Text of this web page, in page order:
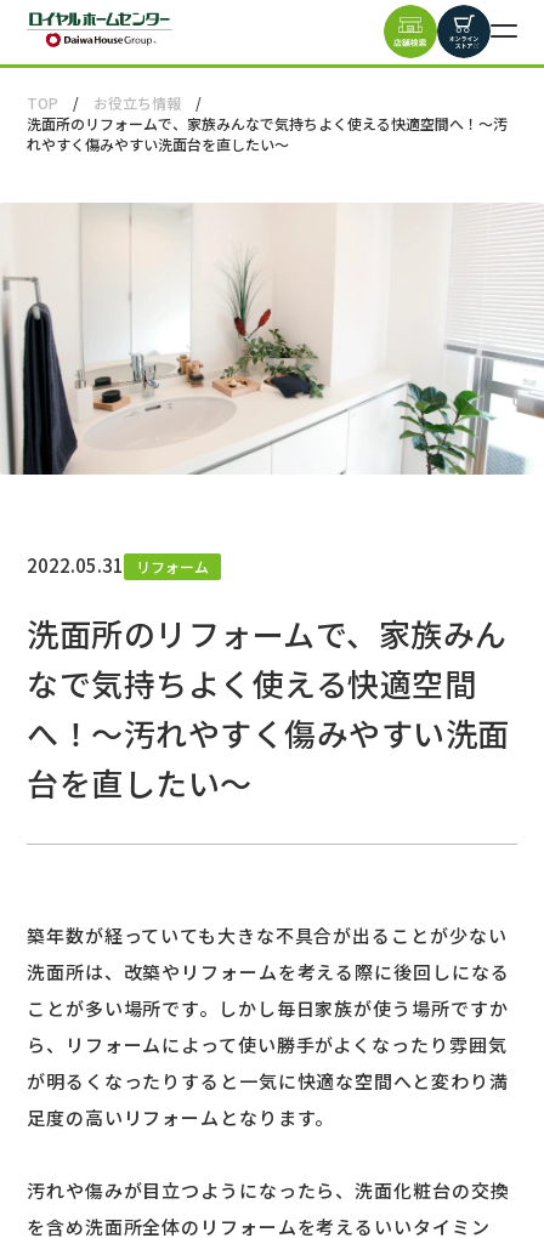
TOP
お役立ち情報
洗面所のリフォームで、家族みんなで気持ちよく使える快適空間へ！～汚
れやすく傷みやすい洗面台を直したい～
2022.05.31 リフォーム
洗面所のリフォームで、家族みん
なで気持ちよく使える快適空間
へ！～汚れやすく傷みやすい洗面
台を直したい～
築年数が経っていても大きな不具合が出ることが少ない
洗面所は、改築やリフォームを考える際に後回しになる
ことが多い場所です。しかし毎日家族が使う場所ですか
ら、リフォームによって使い勝手がよくなったり雰囲気
が明るくなったりすると一気に快適な空間へと変わり満
足度の高いリフォームとなります。
汚れや傷みが目立つようになったら、洗面化粧台の交換
を含め洗面所全体のリフォームを考えるいいタイミン